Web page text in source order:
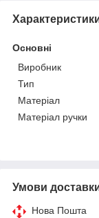
Основні
Виробник
Тип
Матеріал
Матеріал ручки
Умови
Нова Пошта